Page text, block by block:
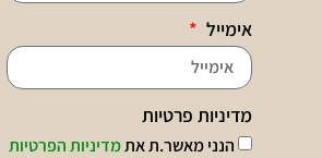
אימייל
מדיניות פרטיות
הנני מאשר.ת אתמדיניות הפרטיות